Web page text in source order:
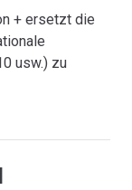
+ ersetzt die
usw.) zu